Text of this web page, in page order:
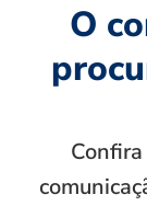
O